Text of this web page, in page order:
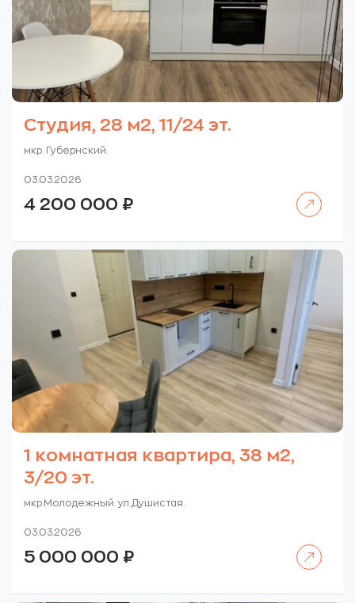
Студия, 28 м2, 11/24 эт.
мкр. Губернский.
03.03.2026
4 200 000 ₽
1 комнатная квартира, 38 м2,
3/20 эт.
мкр.Молодежный. ул.Душистая.
03.03.2026
5 000 000 ₽